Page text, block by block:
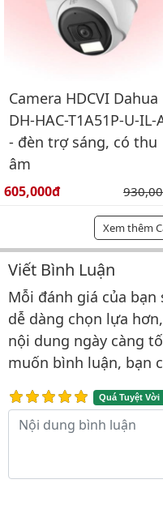
Camera HDCVI Dahua
DH-HAC-T1A51P-U-IL-
- đèn trợ sáng, có thu
âm
Giá bán:
605,000đ Giá
Xem thêm
Bình luận
Viết Bình Luận
Mỗi đánh giá của
dễ dàng chọn lựa
nội dung ngày càng
muốn bình luận, bạn
Quá Tuyệt Vời
Nội dung bình luận